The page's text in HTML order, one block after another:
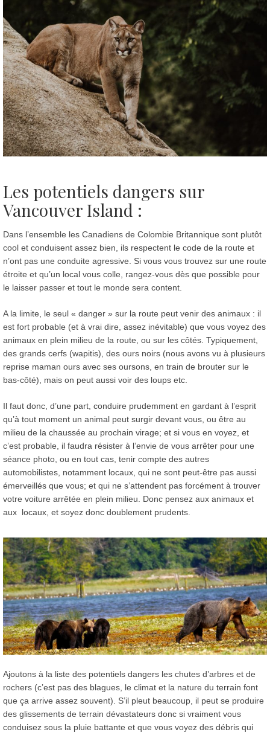
Les potentiels dangers sur
Vancouver Island :
Dans l’ensemble les Canadiens de Colombie Britannique sont plutôt
cool et conduisent assez bien, ils respectent le code de la route et
n’ont pas une conduite agressive. Si vous vous trouvez sur une route
étroite et qu’un local vous colle, rangez-vous dès que possible pour
le laisser passer et tout le monde sera content.
A la limite, le seul « danger » sur la route peut venir des animaux : il
est fort probable (et à vrai dire, assez inévitable) que vous voyez des
animaux en plein milieu de la route, ou sur les côtés. Typiquement,
des grands cerfs (wapitis), des ours noirs (nous avons vu à plusieurs
reprise maman ours avec ses oursons, en train de brouter sur le
bas-côté), mais on peut aussi voir des loups etc.
Il faut donc, d’une part, conduire prudemment en gardant à l’esprit
qu’à tout moment un animal peut surgir devant vous, ou être au
milieu de la chaussée au prochain virage; et si vous en voyez, et
c’est probable, il faudra résister à l’envie de vous arrêter pour une
séance photo, ou en tout cas, tenir compte des autres
automobilistes, notamment locaux, qui ne sont peut-être pas aussi
émerveillés que vous; et qui ne s’attendent pas forcément à trouver
votre voiture arrêtée en plein milieu. Donc pensez aux animaux et
aux locaux, et soyez donc doublement prudents.
Ajoutons à la liste des potentiels dangers les chutes d’arbres et de
rochers (c’est pas des blagues, le climat et la nature du terrain font
que ça arrive assez souvent). S’il pleut beaucoup, il peut se produire
des glissements de terrain dévastateurs donc si vraiment vous
conduisez sous la pluie battante et que vous voyez des débris qui